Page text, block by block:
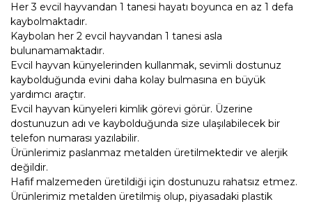
Her 3 evcil hayvandan 1 tanesi hayatı boyunca en az 1 defa
kaybolmaktadır.
Kaybolan her 2 evcil hayvandan 1 tanesi asla
bulunamamaktadır.
Evcil hayvan künyelerinden kullanmak, sevimli dostunuz
kaybolduğunda evini daha kolay bulmasına en büyük
yardımcı araçtır.
Evcil hayvan künyeleri kimlik görevi görür. Üzerine
dostunuzun adı ve kaybolduğunda size ulaşılabilecek bir
telefon numarası yazılabilir.
Ürünlerimiz paslanmaz metalden üretilmektedir ve alerjik
değildir.
Hafif malzemeden üretildiği için dostunuzu rahatsız etmez.
Ürünlerimiz metalden üretilmiş olup, piyasadaki plastik